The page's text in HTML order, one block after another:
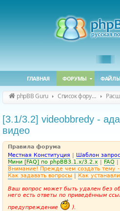
ГЛАВНАЯ ФОРУМЫ ФАЙЛЫ
phpBB Guru Список форумов
[3.1/3.2] videobbredy -
видео
Правила форума
Местная Конституция | Шаблон
Мини [FAQ] по phpBB3.1.x/3.2.x | FAQ |
Внимание! Прежде чем создать тему -
Как задавать вопросы | Как
Ваш вопрос может быть удален без
него есть ответы по приведённым
предупреждение
).